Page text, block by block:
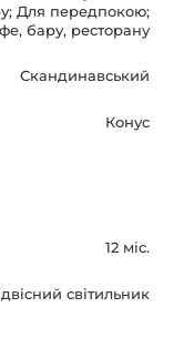
Для передпокою;
бару, ресторану
Скандинавський
Конус
12 міс.
світильник